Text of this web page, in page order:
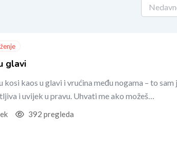
glavi
kosi kaos u glavi i vrućina među nogama – to sam
i uvijek u pravu. Uhvati me ako možeš…
392 pregleda